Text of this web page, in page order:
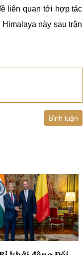
liên quan tới hợp tác
này sau trận
Bình luận